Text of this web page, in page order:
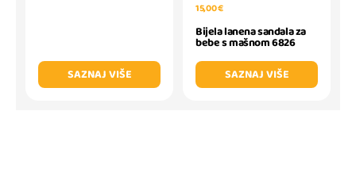
SAZNAJ VIŠE
15,00 €
Bijela lanena sandala za
bebe s mašnom 6826
SAZNAJ VIŠE